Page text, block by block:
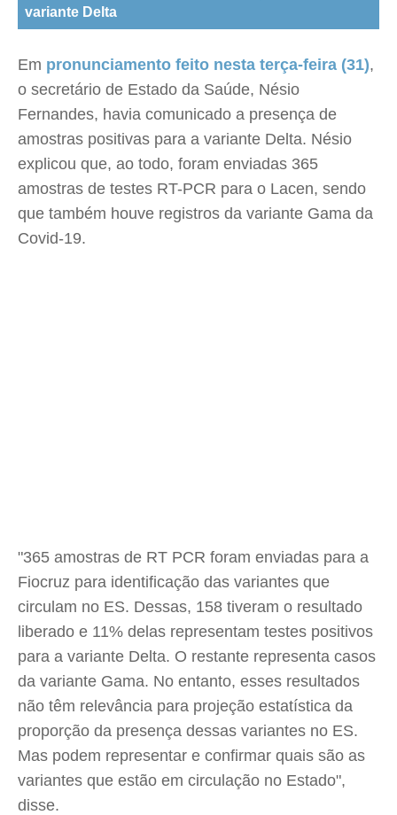
variante Delta
Em pronunciamento feito nesta terça-feira (31),
o secretário de Estado da Saúde, Nésio
Fernandes, havia comunicado a presença de
amostras positivas para a variante Delta. Nésio
explicou que, ao todo, foram enviadas 365
amostras de testes RT-PCR para o Lacen, sendo
que também houve registros da variante Gama da
Covid-19.
"365 amostras de RT PCR foram enviadas para a
Fiocruz para identificação das variantes que
circulam no ES. Dessas, 158 tiveram o resultado
liberado e 11% delas representam testes positivos
para a variante Delta. O restante representa casos
da variante Gama. No entanto, esses resultados
não têm relevância para projeção estatística da
proporção da presença dessas variantes no ES.
Mas podem representar e confirmar quais são as
variantes que estão em circulação no Estado",
disse.